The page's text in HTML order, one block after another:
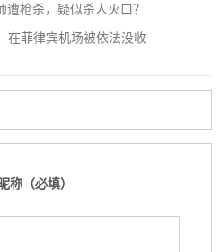
枪杀，疑似杀人灭口？
在菲律宾机场被依法没收
昵称（必填）